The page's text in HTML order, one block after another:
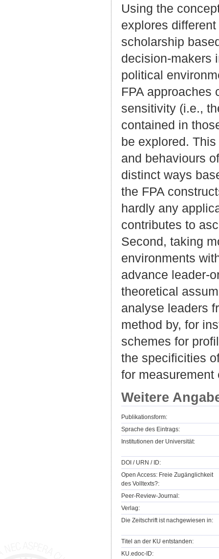
Using the
explores
scholarship
decision-makers
political
FPA approaches
sensitivity (i.e.,
contained in
be explored.
and behaviours
distinct ways
the FPA
hardly any
contributes to
Second, taking
environments
advance leader-
theoretical
analyse leaders
method by, for
schemes for
the specificities
for
Weitere
Publikationsform:
Sprache des Eintrags:
Institutionen der Universität:
DOI / URN / ID:
Open Access: Freie Zugänglichkeit
des Volltexts?:
Peer-Review-Journal:
Verlag:
Die Zeitschrift ist nachgewiesen in:
Titel an der KU entstanden:
KU.edoc-ID: